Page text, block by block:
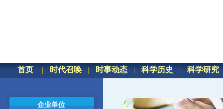
首页 时代召唤 时事动态 科学历史 科学研究
企业单位